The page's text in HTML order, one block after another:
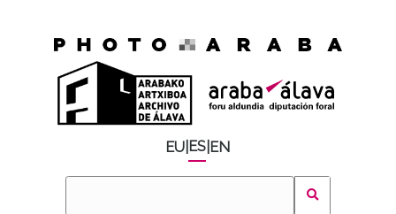
EU ES EN